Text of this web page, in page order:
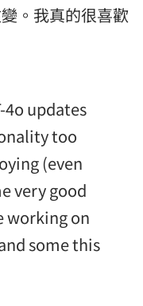
。我真的很喜歡
4o updates
too
(even
very good
working on
some this